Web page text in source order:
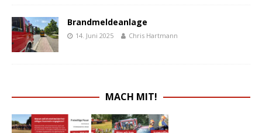
Brandmeldeanlage
14. Juni 2025 Chris Hartmann
MACH MIT!